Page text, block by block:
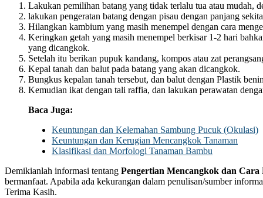
Lakukan pemilihan batang yang tidak terlalu tua atau mudah,
lakukan pengeratan batang dengan pisau dengan panjang
Hilangkan kambium yang masih menempel dengan cara
Keringkan getah yang masih menempel berkisar 1-2 hari
yang dicangkok.
Setelah itu berikan pupuk kandang, kompos atau zat
Kepal tanah dan balut pada batang yang akan dicangkok.
Bungkus kepalan tanah tersebut, dan balut dengan Plastik
Kemudian ikat dengan tali raffia, dan lakukan perawatan
Baca Juga:
Keuntungan dan Kelemahan Sambung Pucuk (Okulasi)
Keuntungan dan Kerugian Mencangkok Tanaman
Klasifikasi dan Morfologi Tanaman Bambu
Demikianlah informasi tentang Pengertian Mencangkok dan Cara
bermanfaat. Apabila ada kekurangan dalam penulisan/sumber
Terima Kasih.